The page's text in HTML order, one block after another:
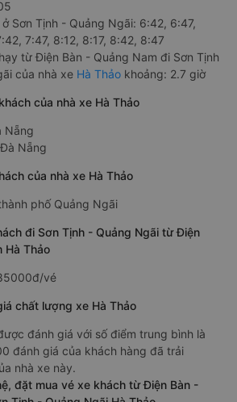
ở Sơn Tịnh - Quảng Ngãi: 6:42, 6:47,
7:47, 8:12, 8:17, 8:42, 8:47
từ Điện Bàn - Quảng Nam đi Sơn Tịnh
của nhà xe Hà Thảo khoảng: 2.7 giờ
của nhà xe Hà Thảo
Nẵng
Nẵng
của nhà xe Hà Thảo
phố Quảng Ngãi
đi Sơn Tịnh - Quảng Ngãi từ Điện
Hà Thảo
vé
chất lượng xe Hà Thảo
đánh giá với số điểm trung bình là
đánh giá của khách hàng đã trải
nhà xe này.
đặt mua vé xe khách từ Điện Bàn -